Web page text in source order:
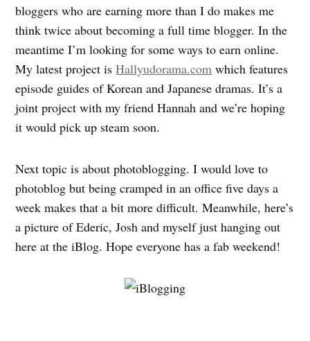
bloggers who are earning more than I do makes me
think twice about becoming a full time blogger. In the
meantime I’m looking for some ways to earn online.
My latest project isHallyudorama.com which features
episode guides of Korean and Japanese dramas. It’s a
joint project with my friend Hannah and we’re hoping
it would pick up steam soon.
Next topic is about photoblogging. I would love to
photoblog but being cramped in an office five days a
week makes that a bit more difficult. Meanwhile, here’s
a picture of Ederic, Josh and myself just hanging out
here at the iBlog. Hope everyone has a fab weekend!